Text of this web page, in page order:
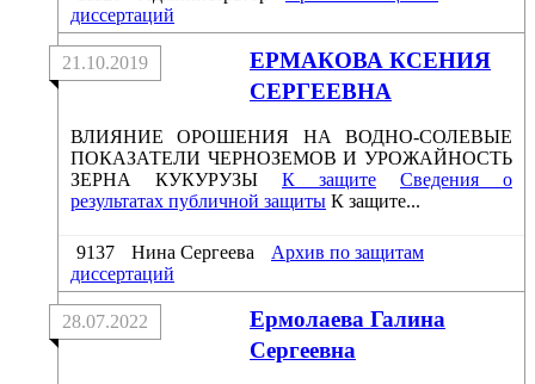
диссертаций
ЕРМАКОВА КСЕНИЯ
СЕРГЕЕВНА
21.10.2019
ВЛИЯНИЕ ОРОШЕНИЯ НА ВОДНО-СОЛЕВЫЕ
ПОКАЗАТЕЛИ ЧЕРНОЗЕМОВ И УРОЖАЙНОСТЬ
ЗЕРНА КУКУРУЗЫ К защите
Сведения о
результатах публичной защиты К защите...
9137 Нина Сергеева
Архив по защитам
диссертаций
Ермолаева Галина
Сергеевна
28.07.2022